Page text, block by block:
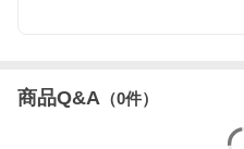
商品Q&A （0件）